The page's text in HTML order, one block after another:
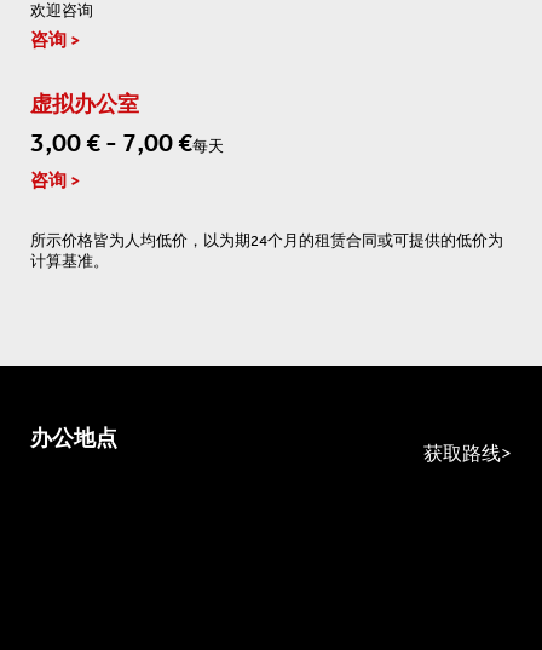
欢迎咨询
咨询
虚拟办公室
3,00 € - 7,00 €每天
咨询
所示价格皆为人均低价，以为期24个月的租赁合同或可提供的低价为
计算基准。
办公地点
获取路线